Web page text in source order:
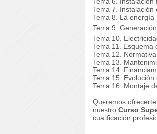
Tema 7. Instalación
Tema 8. La energía
Tema 9.
Tema 10.
Tema 11. Esquema
Tema 12.
Tema 13.
Tema 14.
Tema 15.
Tema 16. Montaje
Queremos
nuestro Curso
cualificación